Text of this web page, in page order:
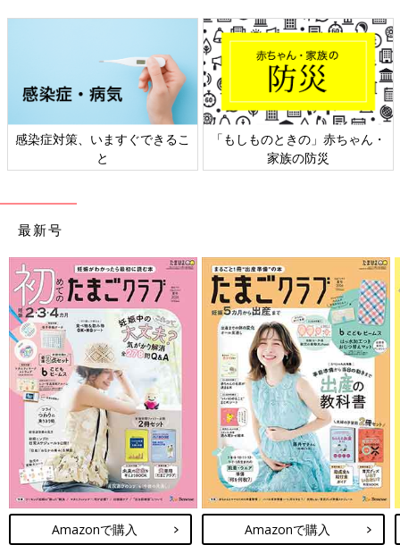
感染症対策、いますぐできるこ
と
「もしものときの」赤ちゃん・
家族の防災
最新号
Amazonで購入 Amazonで購入